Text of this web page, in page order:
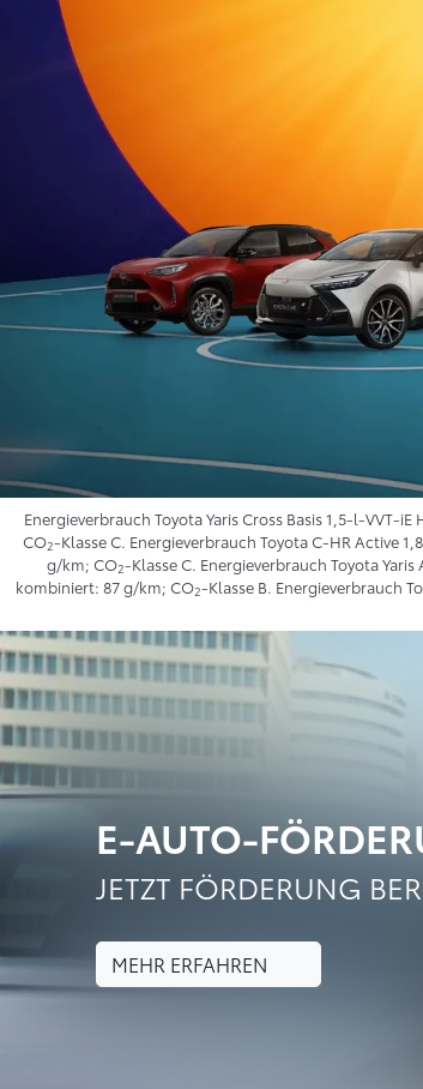
Energieverbrauch Toyota Yaris Cross Basis 1,5-l-VVT-
CO2-Klasse C. Energieverbrauch Toyota C-HR Active
g/km; CO2-Klasse C. Energieverbrauch Toyota
kombiniert: 87 g/km; CO2-Klasse B. Energieverbrauch
E-AUTO-
JETZT FÖRDERUNG
MEHR ERFAHREN